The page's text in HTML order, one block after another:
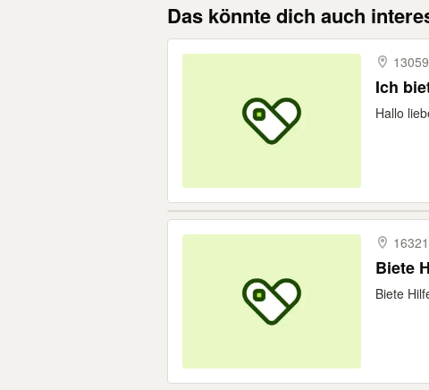
Das könnte dich auch
Ich
Hallo
Biete
Biete